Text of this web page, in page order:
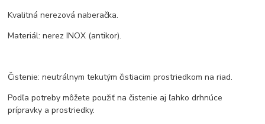
Kvalitná nerezová naberačka.
Materiál: nerez INOX (antikor).
Čistenie: neutrálnym tekutým čistiacim prostriedkom na riad.
Podľa potreby môžete použiť na čistenie aj ľahko drhnúce
prípravky a prostriedky.